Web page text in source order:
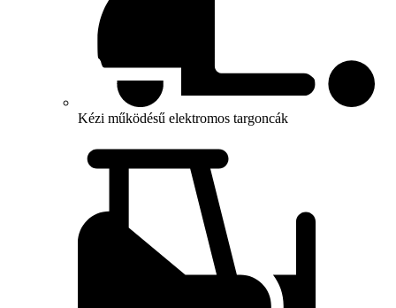
Kézi működésű elektromos targoncák